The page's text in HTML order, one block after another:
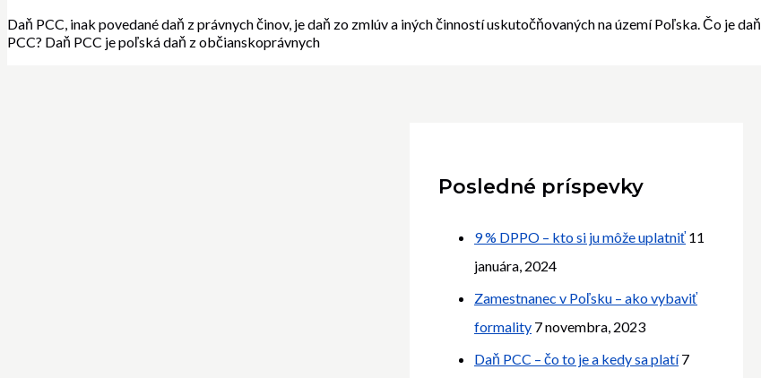
Daň PCC, inak povedané daň z právnych činov, je daň zo zmlúv a iných činností uskutočňovaných na území Poľska. Čo je daň
PCC? Daň PCC je poľská daň z občianskoprávnych
Posledné príspevky
9 % DPPO – kto si ju môže uplatniť 11
januára, 2024
Zamestnanec v Poľsku – ako vybaviť
formality 7 novembra, 2023
Daň PCC – čo to je a kedy sa platí 7